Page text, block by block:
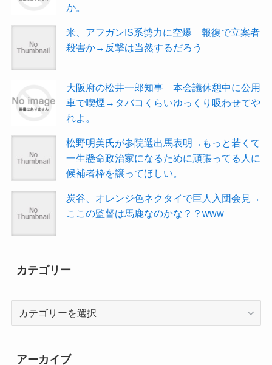
か。
米、アフガンIS系勢力に空爆 報復で立案者
殺害か→反撃は当然するだろう
大阪府の松井一郎知事 本会議休憩中に公用
車で喫煙→タバコくらいゆっくり吸わせてや
れよ。
松野明美氏が参院選出馬表明→もっと若くて
一生懸命政治家になるために頑張ってる人に
候補者枠を譲ってほしい。
炭谷、オレンジ色ネクタイで巨人入団会見→
ここの監督は馬鹿なのかな？？www
カテゴリー
アーカイブ